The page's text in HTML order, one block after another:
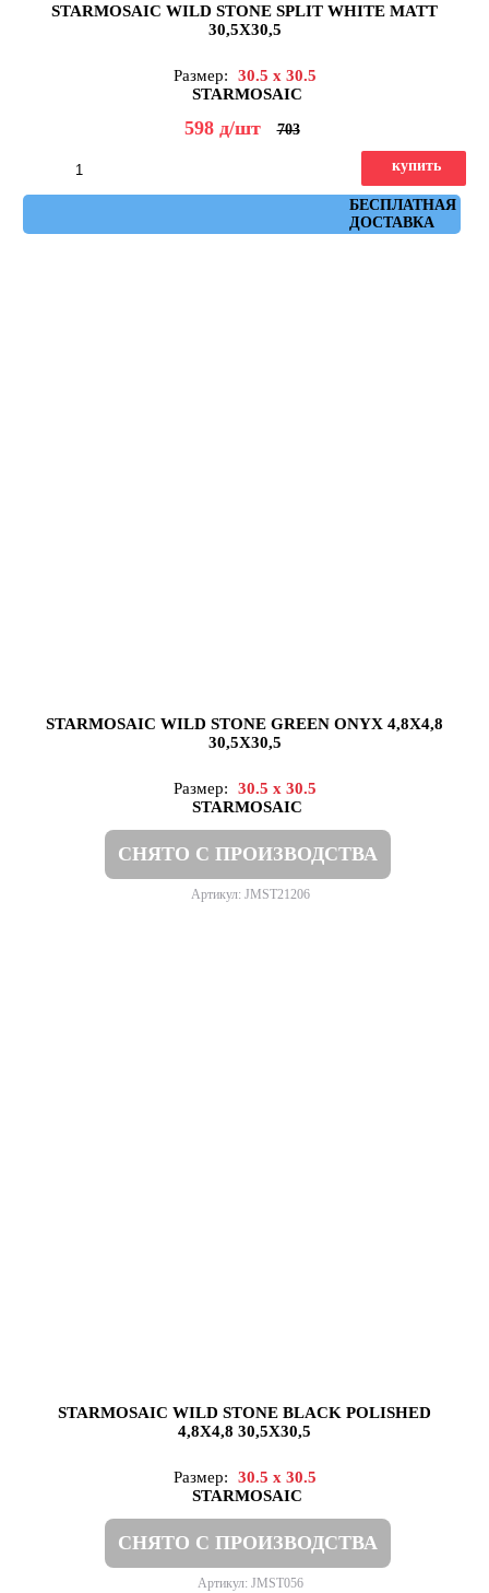
STARMOSAIC WILD STONE SPLIT WHITE MATT
30,5X30,5
Размер:
30.5 x 30.5
STARMOSAIC
598 д/шт 703
БЕСПЛАТНАЯ
ДОСТАВКА
купить
STARMOSAIC WILD STONE GREEN ONYX 4,8X4,8
30,5X30,5
Размер:
30.5 x 30.5
STARMOSAIC
СНЯТО С ПРОИЗВОДСТВА
Артикул: JMST21206
STARMOSAIC WILD STONE BLACK POLISHED
4,8X4,8 30,5X30,5
Размер:
30.5 x 30.5
STARMOSAIC
СНЯТО С ПРОИЗВОДСТВА
Артикул: JMST056